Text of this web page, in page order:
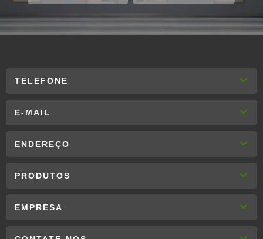
TELEFONE
E-MAIL
ENDEREÇO
PRODUTOS
EMPRESA